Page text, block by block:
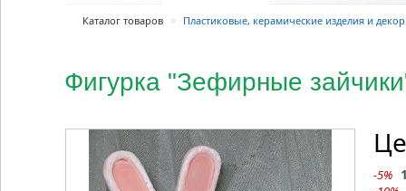
Каталог товаров > Пластиковые, керамические изделия и декор
Фигурка "Зефирные
-5%